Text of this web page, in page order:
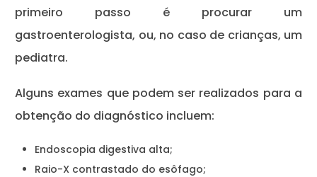
primeiro passo é procurar um
gastroenterologista, ou, no caso de crianças, um
pediatra.
Alguns exames que podem ser realizados para a
obtenção do diagnóstico incluem:
Endoscopia digestiva alta;
Raio-X contrastado do esôfago;